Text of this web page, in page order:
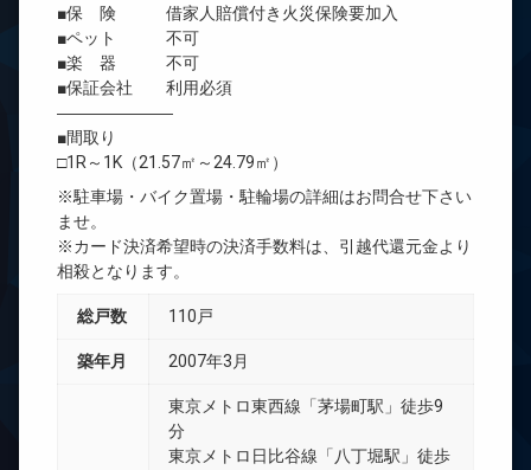
■保 険 借家人賠償付き火災保険要加入
■ペット 不可
■楽 器 不可
■保証会社 利用必須
―――――――
■間取り
□1R～1K（21.57㎡～24.79㎡）
※駐車場・バイク置場・駐輪場の詳細はお問合せ下さい
ませ。
※カード決済希望時の決済手数料は、引越代還元金より
相殺となります。
総戸数 110戸
築年月 2007年3月
東京メトロ東西線「茅場町駅」徒歩9
分
東京メトロ日比谷線「八丁堀駅」徒歩